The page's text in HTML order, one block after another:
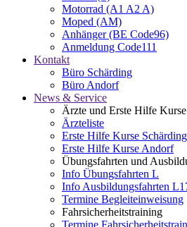
Motorrad (A1 A2 A)
Moped (AM)
Anhänger (BE Code96)
Anmeldung Code111
Kontakt
Büro Schärding
Büro Andorf
News & Service
Ärzte und Erste Hilfe Kurse
Ärzteliste
Erste Hilfe Kurse Schärding
Erste Hilfe Kurse Andorf
Übungsfahrten und
Info Übungsfahrten L
Info Ausbildungsfahrten
Termine Begleiteinweisung
Fahrsicherheitstraining
Termine